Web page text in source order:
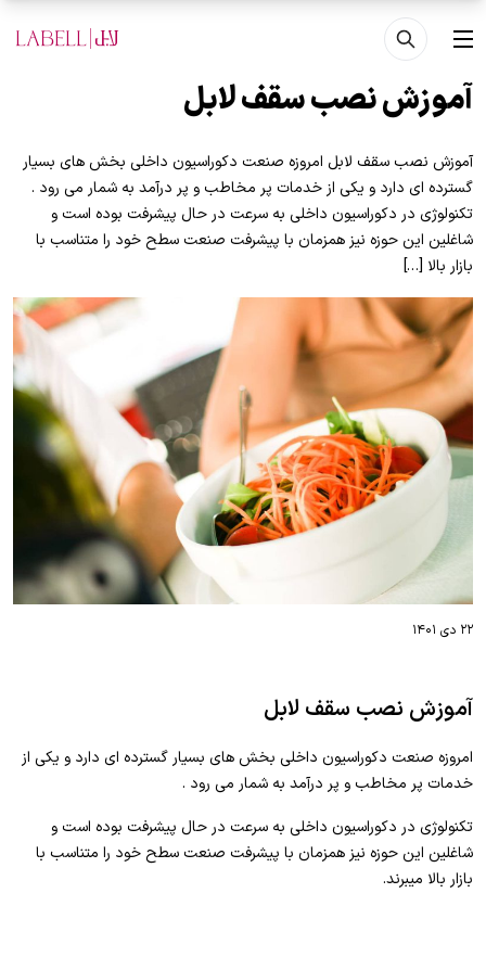
رفتن به محتوای اصلی
منو
آموزش نصب سقف لابل
آموزش نصب سقف لابل امروزه صنعت دکوراسیون داخلی بخش های بسیار
گسترده ای دارد و یکی از خدمات پر مخاطب و پر درآمد به شمار می رود .
تکنولوژی در دکوراسیون داخلی به سرعت در حال پیشرفت بوده است و
شاغلین این حوزه نیز همزمان با پیشرفت صنعت سطح خود را متناسب با
بازار بالا […]
۲۲ دی ۱۴۰۱
آموزش نصب سقف لابل
امروزه صنعت دکوراسیون داخلی بخش های بسیار گسترده ای دارد و یکی از
خدمات پر مخاطب و پر درآمد به شمار می رود .
تکنولوژی در دکوراسیون داخلی به سرعت در حال پیشرفت بوده است و
شاغلین این حوزه نیز همزمان با پیشرفت صنعت سطح خود را متناسب با
بازار بالا میبرند.